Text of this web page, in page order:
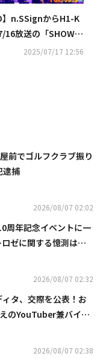
】n.SSignからH1-K
16放送の「SHOW C
」に出演2025/07/17 12:56
前でゴルフクラブ振り
逮捕
2026/08/07 02:02
周年記念イベントに一
ゼに関する憶測は否
2026/08/07 02:32
ィタ、交際を公表！お
のYouTuber兼バイオ
2026/08/07 02:38